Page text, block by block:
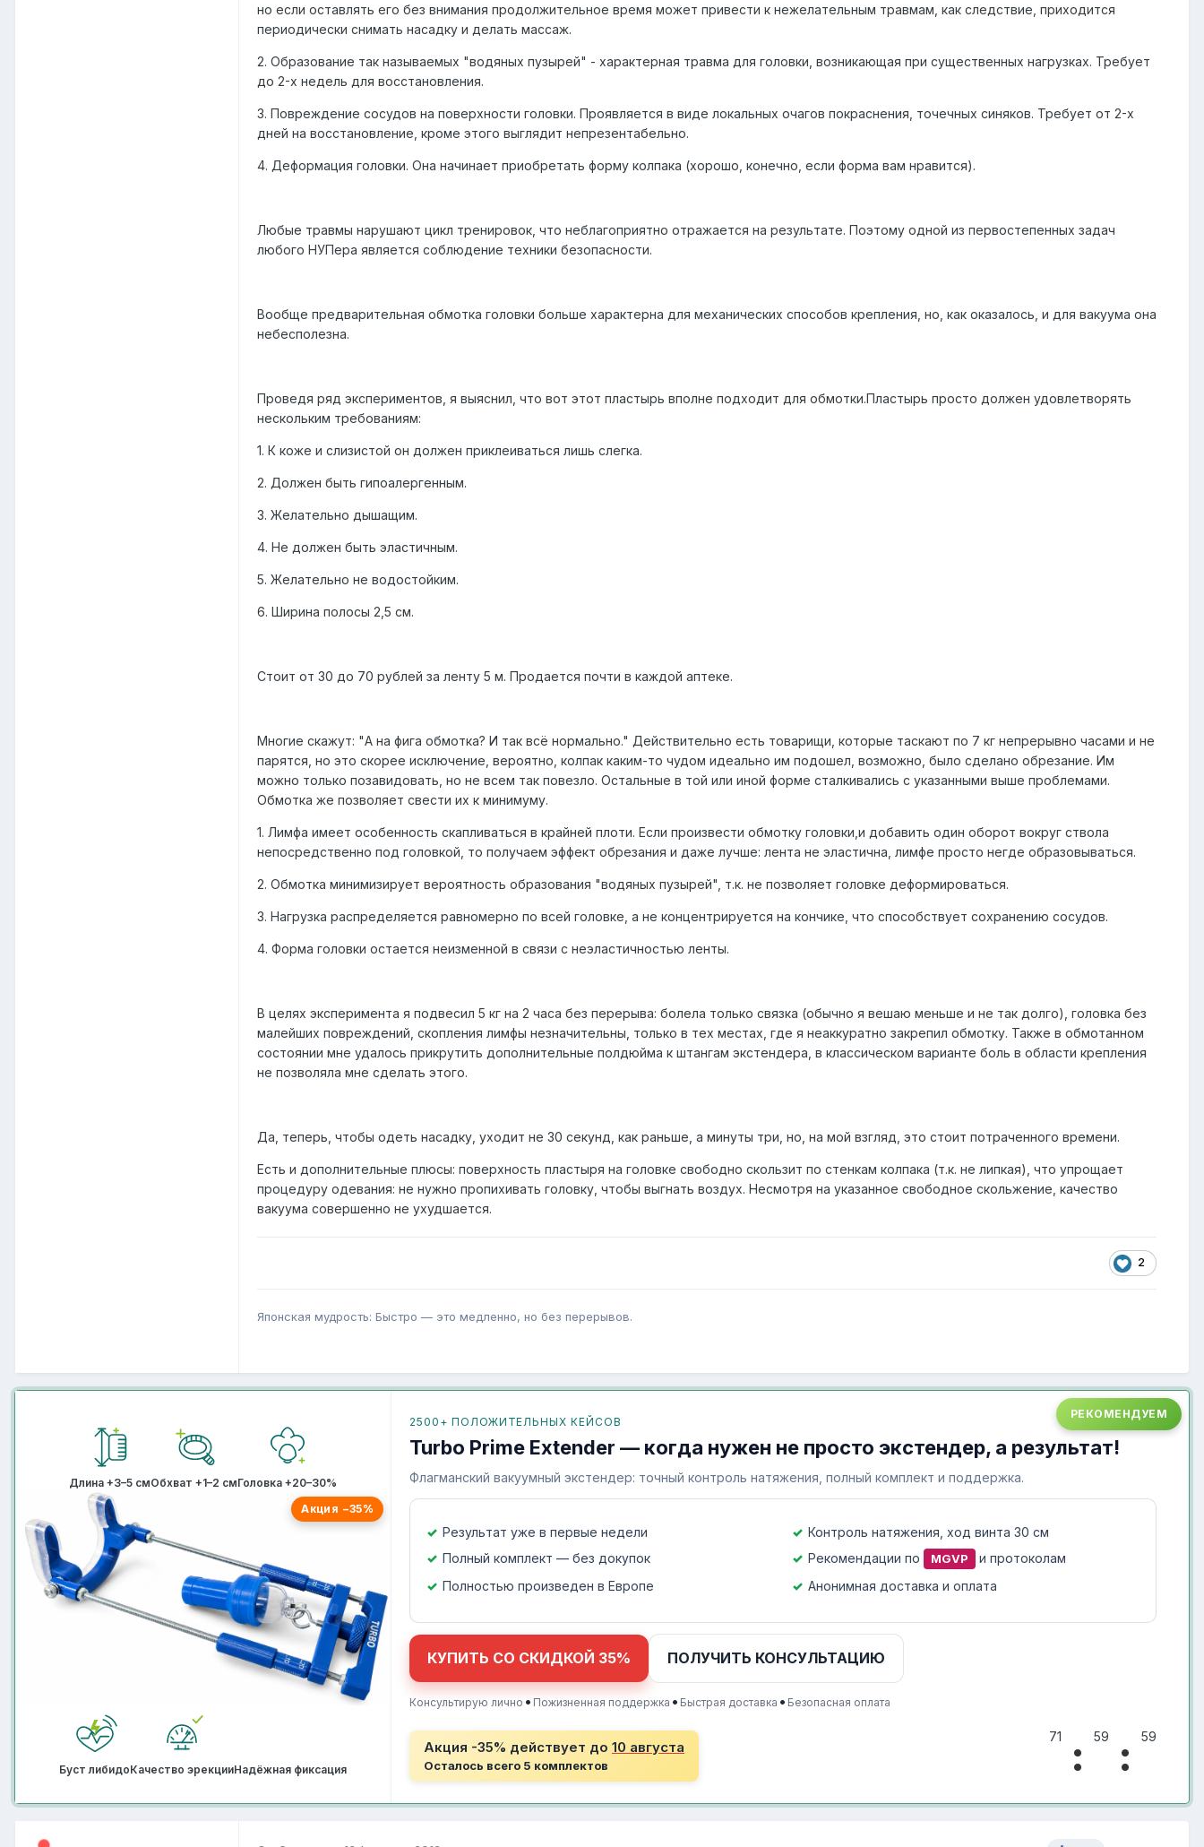
но если оставлять его без внимания продолжительное время может привести к нежелательным травмам, как следствие, приходится
периодически снимать насадку и делать массаж.
2. Образование так называемых "водяных пузырей" - характерная травма для головки, возникающая при существенных нагрузках. Требует
до 2-х недель для восстановления.
3. Повреждение сосудов на поверхности головки. Проявляется в виде локальных очагов покраснения, точечных синяков. Требует от 2-х
дней на восстановление, кроме этого выглядит непрезентабельно.
4. Деформация головки. Она начинает приобретать форму колпака (хорошо, конечно, если форма вам нравится).
Любые травмы нарушают цикл тренировок, что неблагоприятно отражается на результате. Поэтому одной из первостепенных задач
любого НУПера является соблюдение техники безопасности.
Вообще предварительная обмотка головки больше характерна для механических способов крепления, но, как оказалось, и для вакуума она
небесполезна.
Проведя ряд экспериментов, я выяснил, что вот этот пластырь вполне подходит для обмотки.Пластырь просто должен удовлетворять
нескольким требованиям:
1. К коже и слизистой он должен приклеиваться лишь слегка.
2. Должен быть гипоалергенным.
3. Желательно дышащим.
4. Не должен быть эластичным.
5. Желательно не водостойким.
6. Ширина полосы 2,5 см.
Стоит от 30 до 70 рублей за ленту 5 м. Продается почти в каждой аптеке.
Многие скажут: "А на фига обмотка? И так всё нормально." Действительно есть товарищи, которые таскают по 7 кг непрерывно часами и не
парятся, но это скорее исключение, вероятно, колпак каким-то чудом идеально им подошел, возможно, было сделано обрезание. Им
можно только позавидовать, но не всем так повезло. Остальные в той или иной форме сталкивались с указанными выше проблемами.
Обмотка же позволяет свести их к минимуму.
1. Лимфа имеет особенность скапливаться в крайней плоти. Если произвести обмотку головки,и добавить один оборот вокруг ствола
непосредственно под головкой, то получаем эффект обрезания и даже лучше: лента не эластична, лимфе просто негде образовываться.
2. Обмотка минимизирует вероятность образования "водяных пузырей", т.к. не позволяет головке деформироваться.
3. Нагрузка распределяется равномерно по всей головке, а не концентрируется на кончике, что способствует сохранению сосудов.
4. Форма головки остается неизменной в связи с неэластичностью ленты.
В целях эксперимента я подвесил 5 кг на 2 часа без перерыва: болела только связка (обычно я вешаю меньше и не так долго), головка без
малейших повреждений, скопления лимфы незначительны, только в тех местах, где я неаккуратно закрепил обмотку. Также в обмотанном
состоянии мне удалось прикрутить дополнительные полдюйма к штангам экстендера, в классическом варианте боль в области крепления
не позволяла мне сделать этого.
Да, теперь, чтобы одеть насадку, уходит не 30 секунд, как раньше, а минуты три, но, на мой взгляд, это стоит потраченного времени.
Есть и дополнительные плюсы: поверхность пластыря на головке свободно скользит по стенкам колпака (т.к. не липкая), что упрощает
процедуру одевания: не нужно пропихивать головку, чтобы выгнать воздух. Несмотря на указанное свободное скольжение, качество
вакуума совершенно не ухудшается.
2
Японская мудрость: Быстро — это медленно, но без перерывов.
Длина +3–5 смОбхват +1–2 смГоловка +20–30%
Акция −35%
Буст либидоКачество эрекцииНадёжная фиксация
РЕКОМЕНДУЕМ
2500+ ПОЛОЖИТЕЛЬНЫХ КЕЙСОВ
Turbo Prime Extender — когда нужен не просто экстендер, а результат!
Флагманский вакуумный экстендер: точный контроль натяжения, полный комплект и поддержка.
Результат уже в первые недели
Контроль натяжения, ход винта 30 см
Полный комплект — без докупок
Рекомендации по MGVP
и протоколам
Полностью произведен в Европе
Анонимная доставка и оплата
КУПИТЬ СО СКИДКОЙ 35% ПОЛУЧИТЬ КОНСУЛЬТАЦИЮ
Консультирую лично • Пожизненная поддержка • Быстрая доставка • Безопасная оплата
Акция -35% действует до 10 августа
Осталось всего 5 комплектов
59
59
71